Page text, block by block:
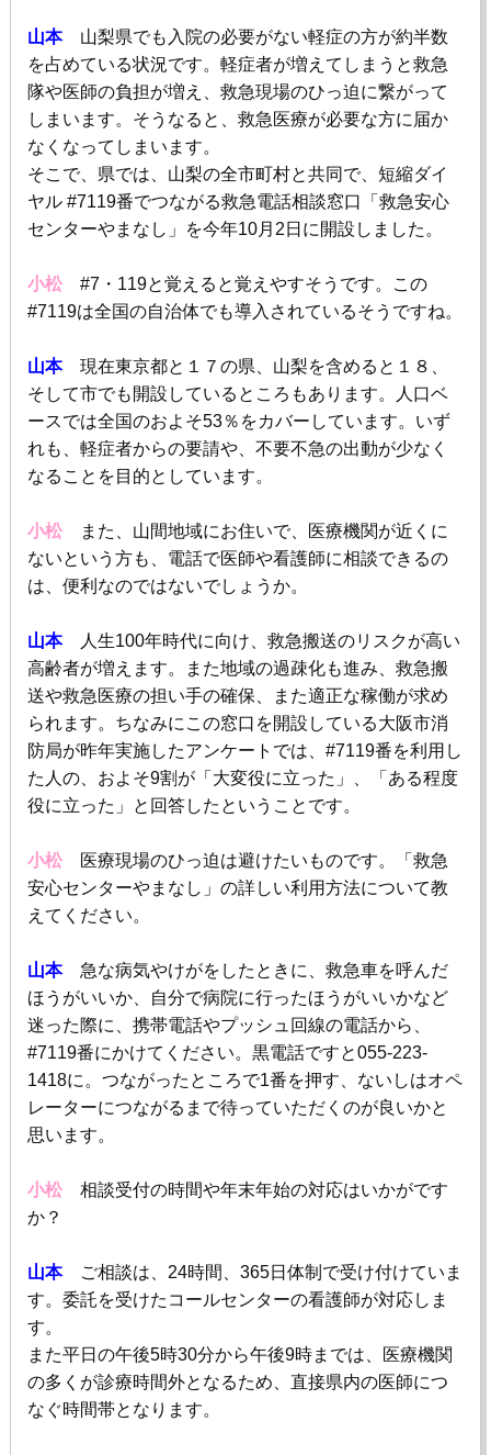
山本山梨県でも入院の必要がない軽症の方が約半数
を占めている状況です。軽症者が増えてしまうと救急
隊や医師の負担が増え、救急現場のひっ迫に繋がって
しまいます。そうなると、救急医療が必要な方に届か
なくなってしまいます。
そこで、県では、山梨の全市町村と共同で、短縮ダイ
ヤル#7119番でつながる救急電話相談窓口「救急安心
センターやまなし」を今年10月 2 日に開設しました。
小松#7・ 119と覚えると覚えやすそうです。この
#7119は全国の自治体でも導入されているそうですね。
山本現在東京都と１７の県、山梨を含めると１８、
そして市でも開設しているところもあります。人口ベ
ースでは全国のおよそ53％をカバーしています。いず
れも、軽症者からの要請や、不要不急の出動が少なく
なることを目的としています。
小松また、山間地域にお住いで、医療機関が近くに
ないという方も、電話で医師や看護師に相談できるの
は、便利なのではないでしょうか。
山本人生100年時代に向け、救急搬送のリスクが高い
高齢者が増えます。また地域の過疎化も進み、救急搬
送や救急医療の担い手の確保、また適正な稼働が求め
られます。ちなみにこの窓口を開設している大阪市消
防局が昨年実施したアンケートでは、 #7119番を利用し
た人の、およそ9割が「大変役に立った」、「ある程度
役に立った」と回答したということです。
小松医療現場のひっ迫は避けたいものです。「救急
安心センターやまなし」の詳しい利用方法について教
えてください。
山本急な病気やけがをしたときに、救急車を呼んだ
ほうがいいか、自分で病院に行ったほうがいいかなど
迷った際に、携帯電話やプッシュ回線の電話から、
#7119番にかけてください。黒電話ですと055-223-
1418に。つながったところで1番を押す、ないしはオペ
レーターにつながるまで待っていただくのが良いかと
思います。
小松
相談受付の時間や年末年始の対応はいかがです
か？
山本ご相談は、 24時間、 365日体制で受け付けていま
す。委託を受けたコールセンターの看護師が対応しま
す。
また平日の午後5時30分から午後9時までは、医療機関
の多くが診療時間外となるため、直接県内の医師につ
なぐ時間帯となります。